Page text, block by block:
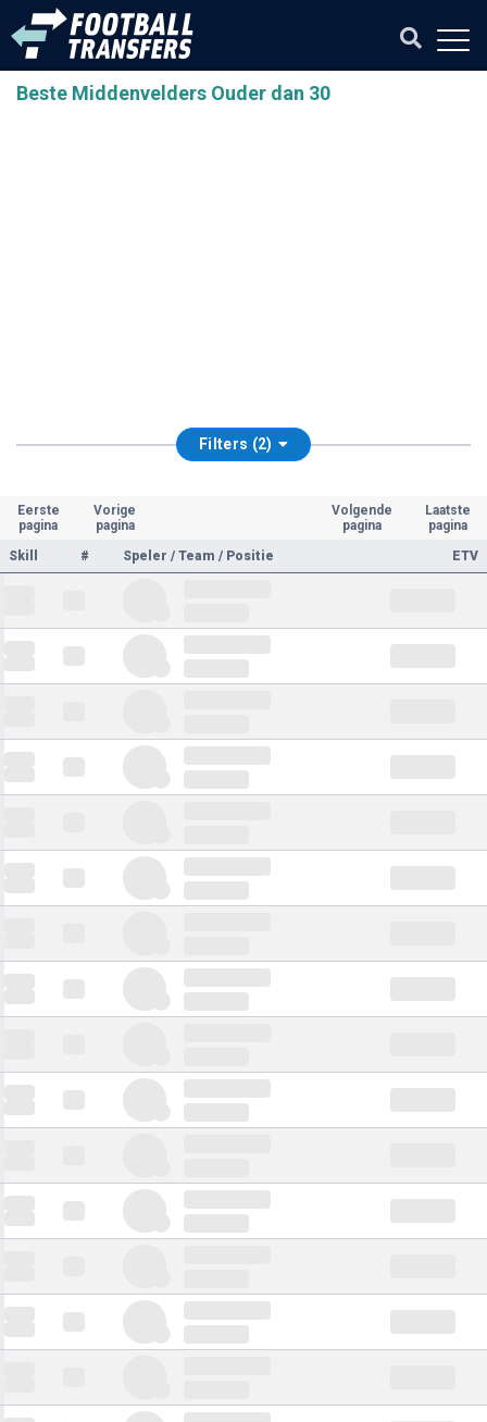
Beste Middenvelders Ouder dan 30
Filters (2)
Eerste
pagina
Vorige
pagina
Volgende
pagina
Laatste
pagina
Skill
# Speler / Team / Positie ETV